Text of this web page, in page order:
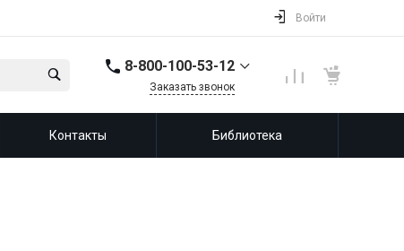
Войти
8-800-100-53-12
Заказать звонок
Контакты Библиотека